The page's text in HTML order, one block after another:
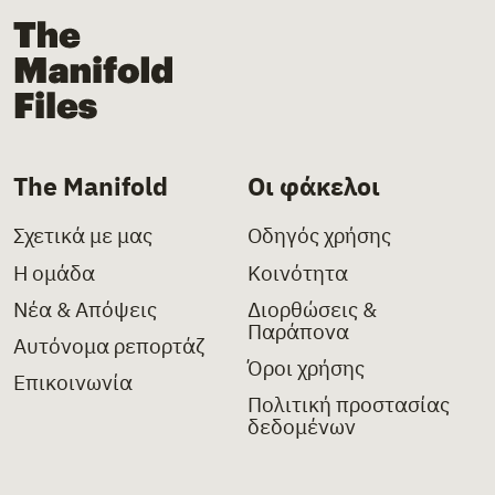
The Manifold Files
The Manifold
Σχετικά με μας
Η ομάδα
Νέα & Απόψεις
Αυτόνομα ρεπορτάζ
Επικοινωνία
Οι φάκελοι
Οδηγός χρήσης
Κοινότητα
Διορθώσεις &
Παράπονα
Όροι χρήσης
Πολιτική προστασίας
δεδομένων